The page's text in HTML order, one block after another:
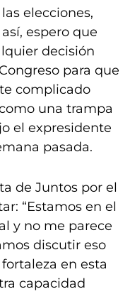
elecciones,
espero que
decisión
para que
complicado
una trampa
el expresidente
pasada.
de Juntos por el
“Estamos en el
y no me parece
discutir eso
en esta
capacidad